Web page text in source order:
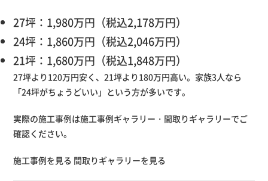
27坪：1,980万円（税込2,178万円）
24坪：1,860万円（税込2,046万円）
21坪：1,680万円（税込1,848万円）
27坪より120万円安く、21坪より180万円高い。家族3人なら
「24坪がちょうどいい」という方が多いです。
実際の施工事例は施工事例ギャラリー・間取りギャラリーでご
確認ください。
施工事例を見る 間取りギャラリーを見る